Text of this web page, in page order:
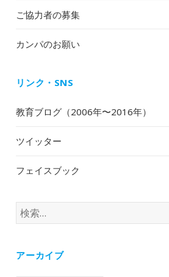
ご協力者の募集
カンパのお願い
リンク・SNS
教育ブログ（2006年〜2016年）
ツイッター
フェイスブック
検
索:
アーカイブ